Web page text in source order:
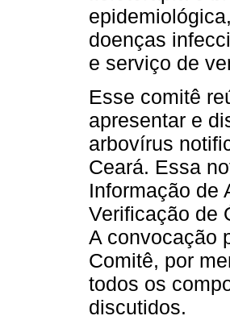
doenças
e serviço de
Esse comitê
apresentar e
arbovírus
Ceará. Essa
Informação de
Verificação de
A convocação
Comitê, por
todos os
discutidos.